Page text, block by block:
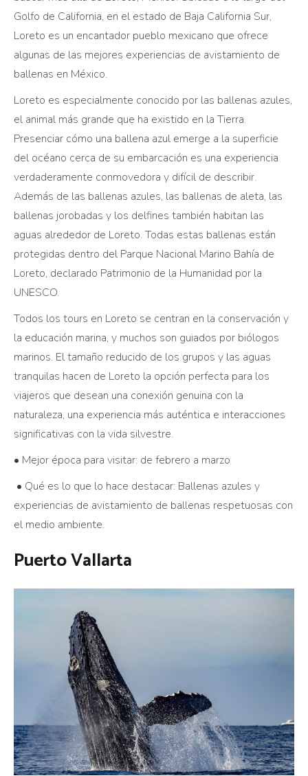
Golfo de California, en el estado de Baja California Sur,
Loreto es un encantador pueblo mexicano que ofrece
algunas de las mejores experiencias de avistamiento de
ballenas en México.
Loreto es especialmente conocido por las ballenas azules,
el animal más grande que ha existido en la Tierra.
Presenciar cómo una ballena azul emerge a la superficie
del océano cerca de su embarcación es una experiencia
verdaderamente conmovedora y difícil de describir.
Además de las ballenas azules, las ballenas de aleta, las
ballenas jorobadas y los delfines también habitan las
aguas alrededor de Loreto. Todas estas ballenas están
protegidas dentro del Parque Nacional Marino Bahía de
Loreto, declarado Patrimonio de la Humanidad por la
UNESCO.
Todos los tours en Loreto se centran en la conservación y
la educación marina, y muchos son guiados por biólogos
marinos. El tamaño reducido de los grupos y las aguas
tranquilas hacen de Loreto la opción perfecta para los
viajeros que desean una conexión genuina con la
naturaleza, una experiencia más auténtica e interacciones
significativas con la vida silvestre.
• Mejor época para visitar: de febrero a marzo
• Qué es lo que lo hace destacar: Ballenas azules y
experiencias de avistamiento de ballenas respetuosas con
el medio ambiente.
Puerto Vallarta